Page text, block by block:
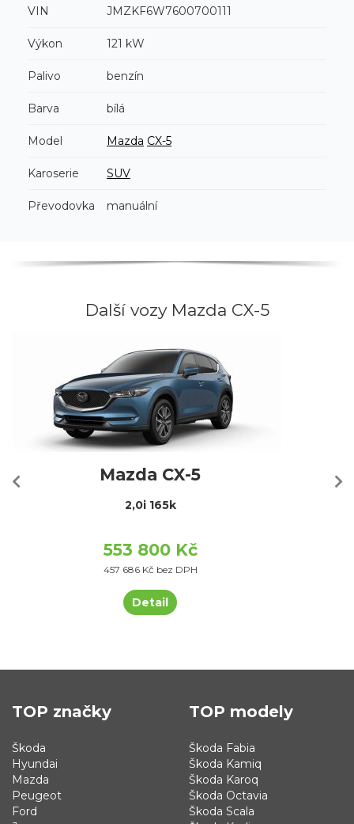
VIN JMZKF6W7600700111
Výkon 121 kW
Palivo benzín
Barva bílá
Model Mazda CX-5
Karoserie SUV
Převodovka manuální
Další vozy Mazda CX-5
Mazda CX-5
2,0i 165k
553 800 Kč
457 686 Kč bez DPH
Detail
TOP značky
Škoda
Hyundai
Mazda
Peugeot
Ford
TOP modely
Škoda Fabia
Škoda Kamiq
Škoda Karoq
Škoda Octavia
Škoda Scala